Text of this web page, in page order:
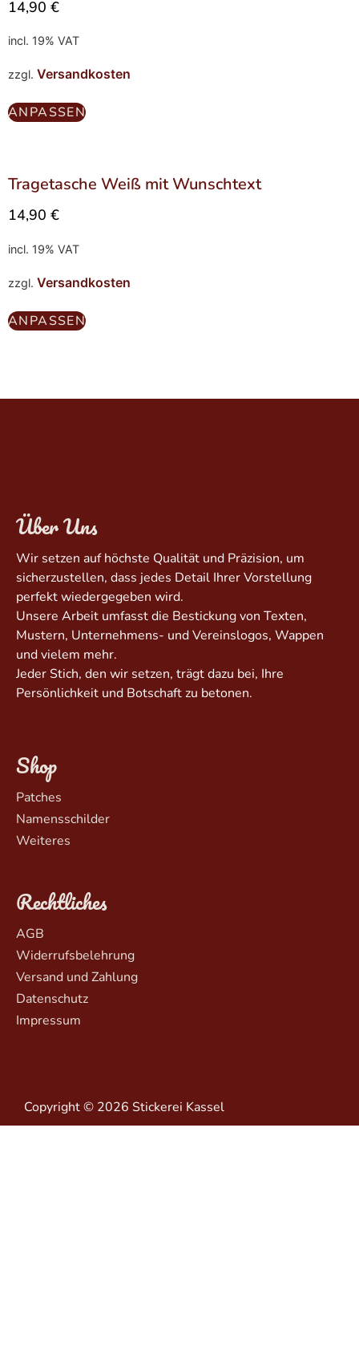
14,90 €
incl. 19% VAT
zzgl. Versandkosten
ANPASSEN
Tragetasche Weiß mit Wunschtext
14,90 €
incl. 19% VAT
zzgl. Versandkosten
ANPASSEN
Über Uns
Wir setzen auf höchste Qualität und Präzision, um
sicherzustellen, dass jedes Detail Ihrer Vorstellung
perfekt wiedergegeben wird.
Unsere Arbeit umfasst die Bestickung von Texten,
Mustern, Unternehmens- und Vereinslogos, Wappen
und vielem mehr.
Jeder Stich, den wir setzen, trägt dazu bei, Ihre
Persönlichkeit und Botschaft zu betonen.
Shop
Patches
Namensschilder
Weiteres
Rechtliches
AGB
Widerrufsbelehrung
Versand und Zahlung
Datenschutz
Impressum
Copyright © 2026 Stickerei Kassel